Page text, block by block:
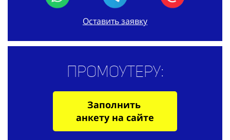
Оставить заявку
Промоутеру:
Заполнить
анкету на сайте